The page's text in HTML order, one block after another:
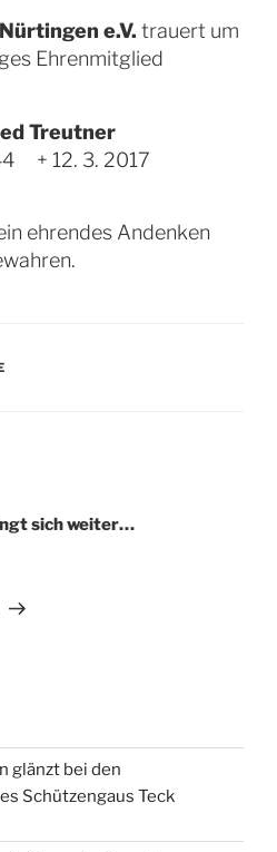
e.V. trauert um
Ehrenmitglied
Treutner
+ 12. 3. 2017
ehrendes Andenken
sich weiter…
glänzt bei den
Schützengaus Teck